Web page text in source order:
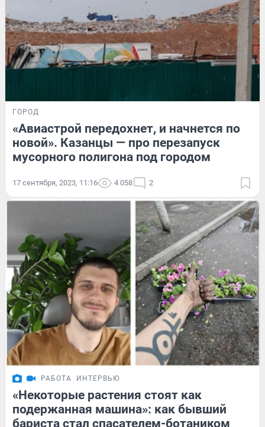
ГОРОД
«Авиастрой передохнет, и начнется по
новой». Казанцы — про перезапуск
мусорного полигона под городом
17 сентября, 2023, 11:16 4 058 2
РАБОТА ИНТЕРВЬЮ
«Некоторые растения стоят как
подержанная машина»: как бывший
бариста стал спасателем-ботаником